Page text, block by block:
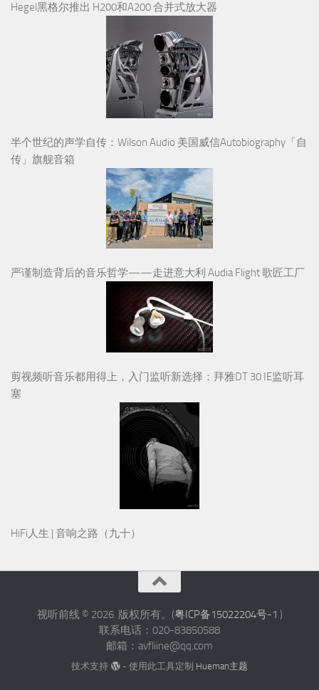
Hegel黑格尔推出 H200和A200 合并式放大器
半个世纪的声学自传：Wilson Audio 美国威信Autobiography「自
传」旗舰音箱
严谨制造背后的音乐哲学——走进意大利 Audia Flight 歌匠工厂
剪视频听音乐都用得上，入门监听新选择：拜雅DT 30 IE监听耳
塞
HiFi人生 | 音响之路（九十）
视听前线 © 2026. 版权所有。(粤ICP备15022204号-1 )
联系电话：020-83850588
邮箱：avfliine@qq.com
技术支持 - 使用此工具定制 Hueman主题